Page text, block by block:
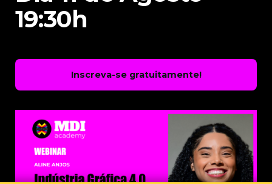
19:30h
Inscreva-se gratuitamente!